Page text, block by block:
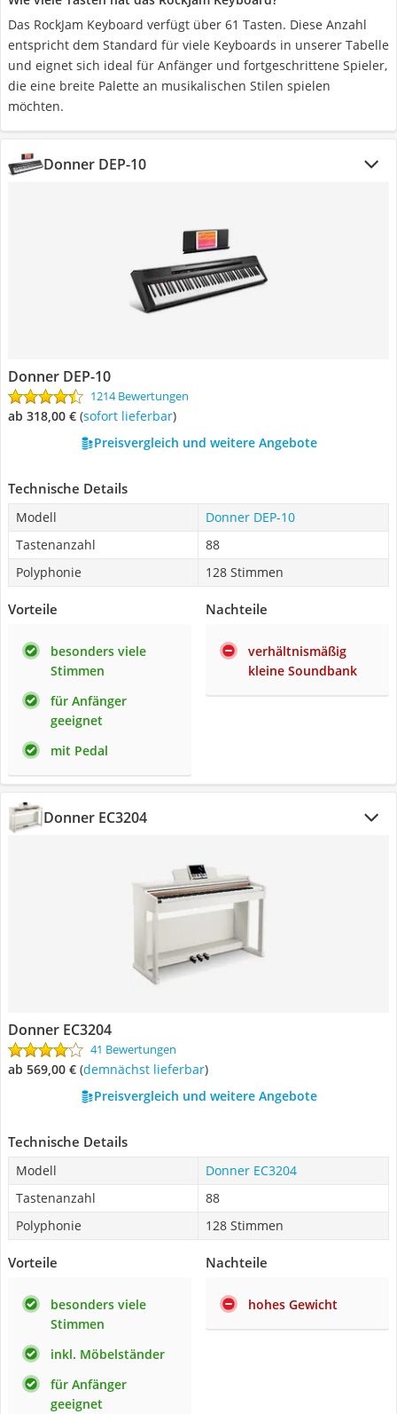
Das RockJam Keyboard verfügt über 61 Tasten. Diese Anzahl
entspricht dem Standard für viele Keyboards in unserer Tabelle
und eignet sich ideal für Anfänger und fortgeschrittene Spieler,
die eine breite Palette an musikalischen Stilen spielen
möchten.
Donner DEP-10
Donner DEP-10
1214 Bewertungen
ab 318,00 € ( Sofort lieferbar)
Preisvergleich und weitere Angebote
Technische Details
Modell
Donner DEP-10
Tastenanzahl
88
Polyphonie
128 Stimmen
Vorteile
besonders viele
Stimmen
für Anfänger
geeignet
mit Pedal
Nachteile
verhältnismäßig
kleine Soundbank
Donner EC3204
Donner EC3204
41 Bewertungen
ab 569,00 € ( Demnächst lieferbar)
Preisvergleich und weitere Angebote
Technische Details
Modell
Donner EC3204
Tastenanzahl
88
Polyphonie
128 Stimmen
Vorteile
besonders viele
Stimmen
inkl. Möbelständer
für Anfänger
geeignet
Nachteile
hohes Gewicht